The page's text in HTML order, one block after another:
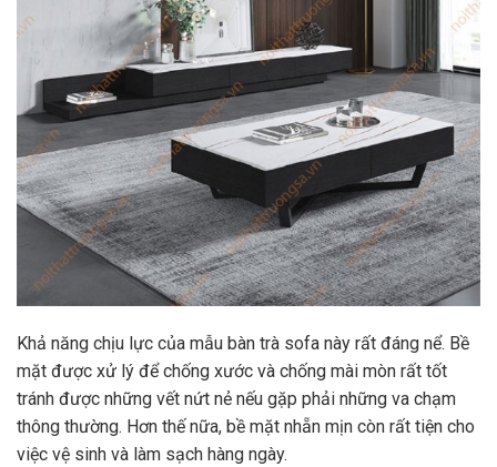
Khả năng chịu lực của mẫu bàn trà sofa này rất đáng nể. Bề
mặt được xử lý để chống xước và chống mài mòn rất tốt
tránh được những vết nứt nẻ nếu gặp phải những va chạm
thông thường. Hơn thế nữa, bề mặt nhẵn mịn còn rất tiện cho
việc vệ sinh và làm sạch hàng ngày.